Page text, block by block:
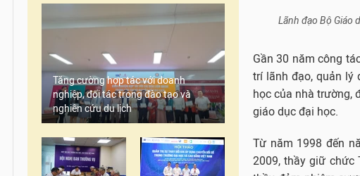
Tăng cường hợp tác với doanh
nghiệp, đối tác trong đào tạo và
nghiên cứu du lịch
2009, thầy giữ
Giai đoạn 2013 -
Khoa Giáo dục. Từ
Trưởng ban Dân
2020, thầy là Ủy